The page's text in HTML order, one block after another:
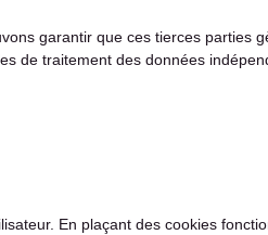
garantir que ces tierces parties
de traitement des données
En plaçant des cookies